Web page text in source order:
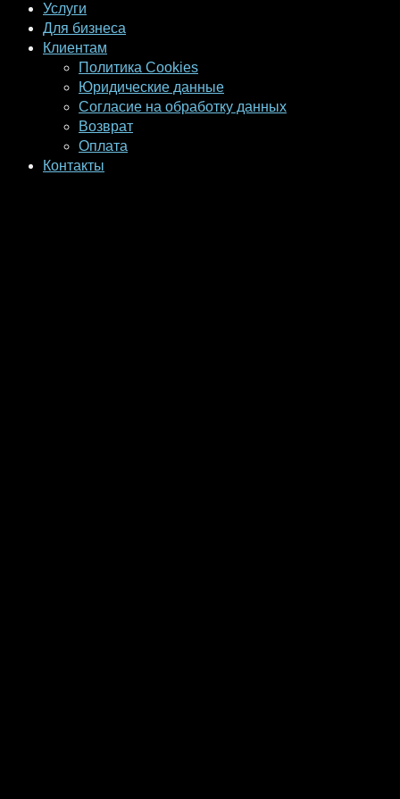
Услуги
Для бизнеса
Клиентам
Политика Cookies
Юридические данные
Согласие на обработку данных
Возврат
Оплата
Контакты